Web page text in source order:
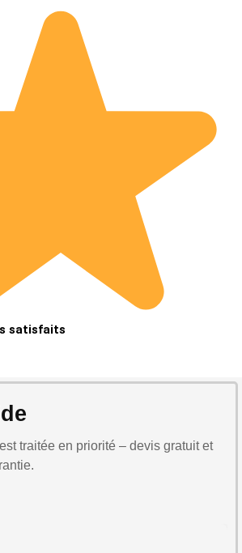
satisfaits
traitée en priorité – devis gratuit et